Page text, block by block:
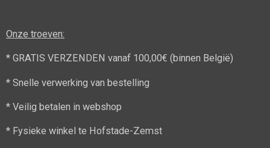
Onze troeven:
* GRATIS VERZENDEN vanaf 100,00€ (binnen België)
* Snelle verwerking van bestelling
* Veilig betalen in webshop
* Fysieke winkel te Hofstade-Zemst